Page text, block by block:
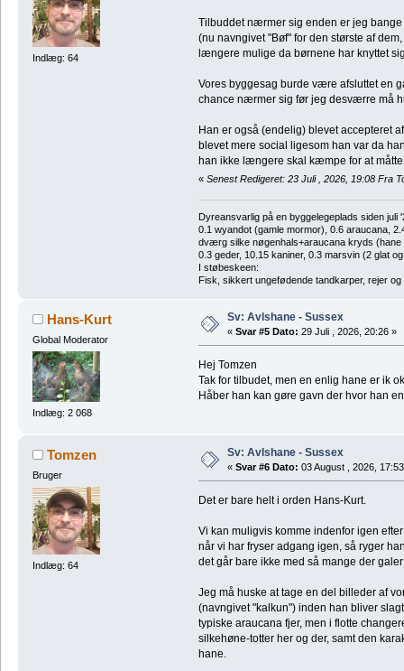
Indlæg: 64
Tilbuddet nærmer sig enden er jeg
(nu navngivet "Bøf" for den største af
længere mulige da børnene har knyttet
Vores byggesag burde være afsluttet en
chance nærmer sig før jeg desværre må
Han er også (endelig) blevet accepteret
blevet mere social ligesom han var da
han ikke længere skal kæmpe for at
« Senest Redigeret: 23 Juli , 2026, 19:08 Fra
Dyreansvarlig på en byggelegeplads siden juli
0.1 wyandot (gamle mormor), 0.6 araucana,
dværg silke nøgenhals+araucana kryds
0.3 geder, 10.15 kaniner, 0.3 marsvin (2 glat
I støbeskeen:
Fisk, sikkert ungefødende tandkarper, rejer
Hans-Kurt
Global Moderator
Indlæg: 2 068
Sv: Avlshane - Sussex
« Svar #5 Dato: 29 Juli , 2026, 20:26 »
Hej Tomzen
Tak for tilbudet, men en enlig hane er ik
Håber han kan gøre gavn der hvor han
Tomzen
Bruger
Indlæg: 64
Sv: Avlshane - Sussex
« Svar #6 Dato: 03 August , 2026,
Det er bare helt i orden Hans-Kurt.
Vi kan muligvis komme indenfor igen
når vi har fryser adgang igen, så ryger
det går bare ikke med så mange der
Jeg må huske at tage en del billeder af
(navngivet "kalkun") inden han bliver
typiske araucana fjer, men i flotte
silkehøne-totter her og der, samt den
hane.